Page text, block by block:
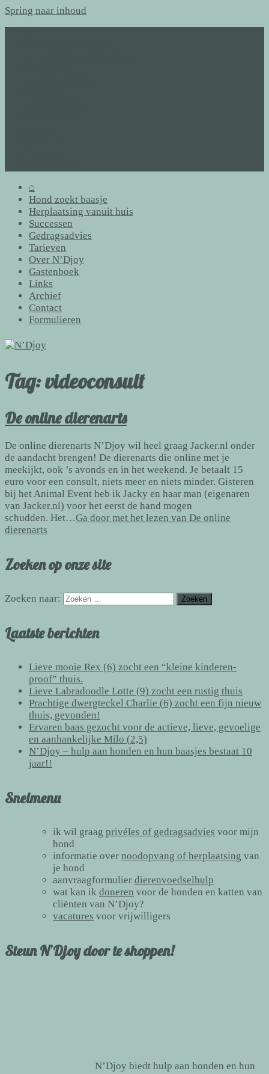
Spring naar inhoud
⌂
Hond zoekt baasje
Herplaatsing vanuit huis
Successen
Gedragsadvies
Tarieven
Over N’Djoy
Gastenboek
Links
Archief
Contact
Formulieren
Tag:videoconsult
De online dierenarts
De online dierenarts N’Djoy wil heel graag Jacker.nl onder
de aandacht brengen! De dierenarts die online met je
meekijkt, ook ’s avonds en in het weekend. Je betaalt 15
euro voor een consult, niets meer en niets minder. Gisteren
bij het Animal Event heb ik Jacky en haar man (eigenaren
van Jacker.nl) voor het eerst de hand mogen
schudden. Het…Ga door met het lezen van De online
dierenarts
Zoeken op onze site
Zoeken naar:
Laatste berichten
Lieve mooie Rex (6) zocht een “kleine kinderen-
proof” thuis.
Lieve Labradoodle Lotte (9) zocht een rustig thuis
Prachtige dwergteckel Charlie (6) zocht een fijn nieuw
thuis, gevonden!
Ervaren baas gezocht voor de actieve, lieve, gevoelige
en aanhankelijke Milo (2,5)
N’Djoy – hulp aan honden en hun baasjes bestaat 10
jaar!!
Snelmenu
ik wil graag privéles of gedragsadvies voor mijn
hond
informatie over noodopvang of herplaatsing van
je hond
aanvraagformulier dierenvoedselhulp
wat kan ik doneren voor de honden en katten van
cliënten van N’Djoy?
vacatures voor vrijwilligers
Steun N’Djoy door te shoppen!
N’Djoy biedt hulp aan honden en hun